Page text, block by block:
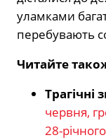
уламками
перебувають
Читайте
Трагічні
червня,
28-